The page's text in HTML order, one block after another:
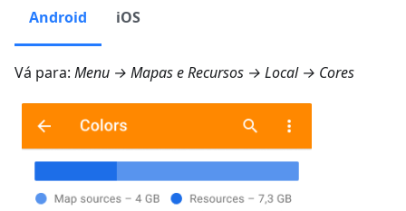
Android iOS
Vá para: Menu → Mapas e Recursos → Local → Cores